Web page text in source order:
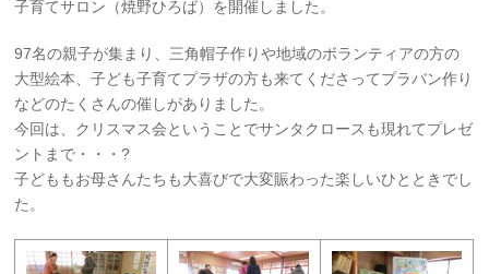
子育てサロン（焼野ひろば）を開催しました。
97名の親子が集まり、三角帽子作りや地域のボランティアの方の
大型絵本、子ども子育てプラザの方も来てくださってプラバン作り
などのたくさんの催しがありました。
今回は、クリスマス会ということでサンタクロースも現れてプレゼ
ントまで・・・?
子どももお母さんたちも大喜びで大変賑わった楽しいひとときでし
た。